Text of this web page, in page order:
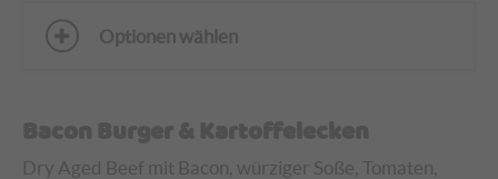
Optionen wählen
Bacon Burger & Kartoffelecken
Dry Aged Beef mit Bacon, würziger Soße, Tomaten,